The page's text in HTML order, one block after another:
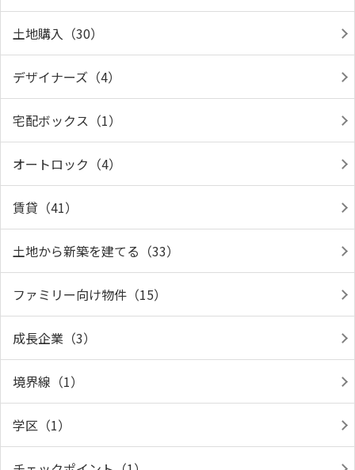
土地購入（30）
デザイナーズ（4）
宅配ボックス（1）
オートロック（4）
賃貸（41）
土地から新築を建てる（33）
ファミリー向け物件（15）
成長企業（3）
境界線（1）
学区（1）